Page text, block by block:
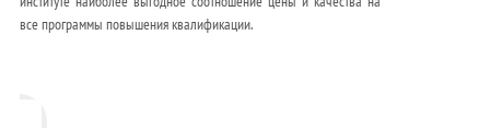
все программы повышения квалификации.